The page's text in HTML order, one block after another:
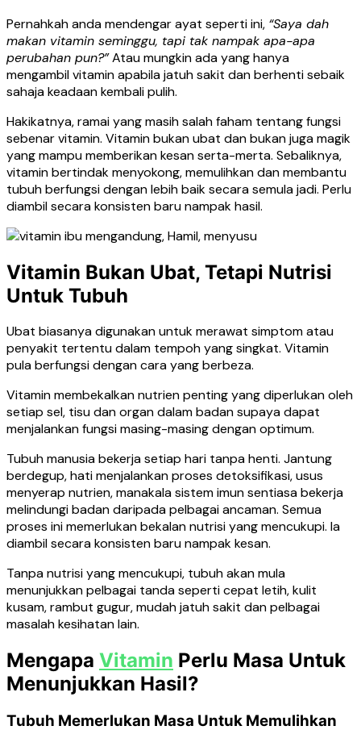
Pernahkah anda mendengar ayat seperti ini, “Saya dah
makan vitamin seminggu, tapi tak nampak apa-apa
perubahan pun?”Atau mungkin ada yang hanya
mengambil vitamin apabila jatuh sakit dan berhenti sebaik
sahaja keadaan kembali pulih.
Hakikatnya, ramai yang masih salah faham tentang fungsi
sebenar vitamin. Vitamin bukan ubat dan bukan juga magik
yang mampu memberikan kesan serta-merta. Sebaliknya,
vitamin bertindak menyokong, memulihkan dan membantu
tubuh berfungsi dengan lebih baik secara semula jadi. Perlu
diambil secara konsisten baru nampak hasil.
Vitamin Bukan Ubat, Tetapi Nutrisi
Untuk Tubuh
Ubat biasanya digunakan untuk merawat simptom atau
penyakit tertentu dalam tempoh yang singkat. Vitamin
pula berfungsi dengan cara yang berbeza.
Vitamin membekalkan nutrien penting yang diperlukan oleh
setiap sel, tisu dan organ dalam badan supaya dapat
menjalankan fungsi masing-masing dengan optimum.
Tubuh manusia bekerja setiap hari tanpa henti. Jantung
berdegup, hati menjalankan proses detoksifikasi, usus
menyerap nutrien, manakala sistem imun sentiasa bekerja
melindungi badan daripada pelbagai ancaman. Semua
proses ini memerlukan bekalan nutrisi yang mencukupi. Ia
diambil secara konsisten baru nampak kesan.
Tanpa nutrisi yang mencukupi, tubuh akan mula
menunjukkan pelbagai tanda seperti cepat letih, kulit
kusam, rambut gugur, mudah jatuh sakit dan pelbagai
masalah kesihatan lain.
Mengapa Vitamin Perlu Masa Untuk
Menunjukkan Hasil?
Tubuh Memerlukan Masa Untuk Memulihkan